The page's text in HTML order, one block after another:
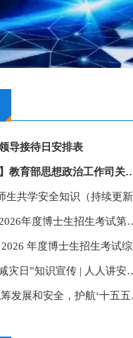
导接待日安排表
【高校思政网】教育部思想政治工作
生共学安全知识（持续更新
地球科学学院2026年度博
5·12全国防灾减灾日”知
国家